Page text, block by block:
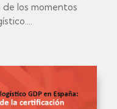
los momentos